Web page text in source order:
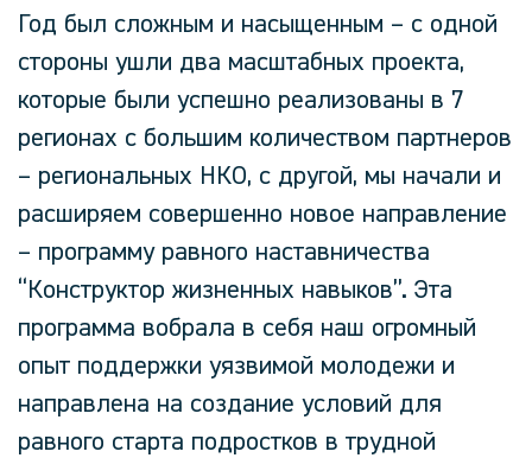
Год был сложным и насыщенным – с одной
стороны ушли два масштабных проекта,
которые были успешно реализованы в 7
регионах с большим количеством партнеров
– региональных НКО, с другой, мы начали и
расширяем совершенно новое направление
– программу равного наставничества
“Конструктор жизненных навыков”. Эта
программа вобрала в себя наш огромный
опыт поддержки уязвимой молодежи и
направлена на создание условий для
равного старта подростков в трудной